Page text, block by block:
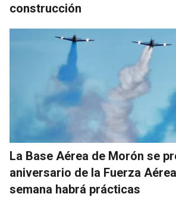
construcción
La Base Aérea de Morón se
aniversario de la Fuerza
semana habrá prácticas